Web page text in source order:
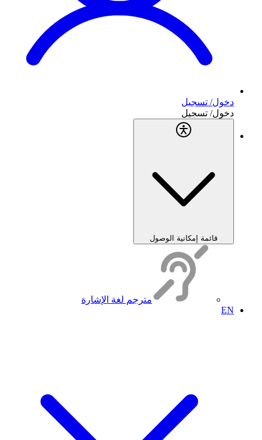
دخول/ تسجيل
دخول/ تسجيل
قائمة إمكانية الوصول
مترجم لغة الإشارة
EN